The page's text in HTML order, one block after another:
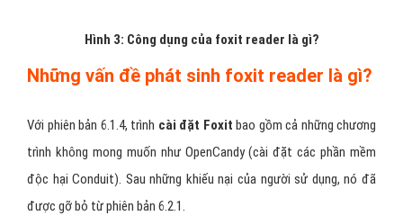
Hình 3: Công dụng của foxit reader là gì?
Những vấn đề phát sinh foxit reader là gì?
Với phiên bản 6.1.4, trình cài đặt Foxit bao gồm cả những chương
trình không mong muốn như OpenCandy (cài đặt các phần mềm
độc hại Conduit). Sau những khiếu nại của người sử dụng, nó đã
được gỡ bỏ từ phiên bản 6.2.1.